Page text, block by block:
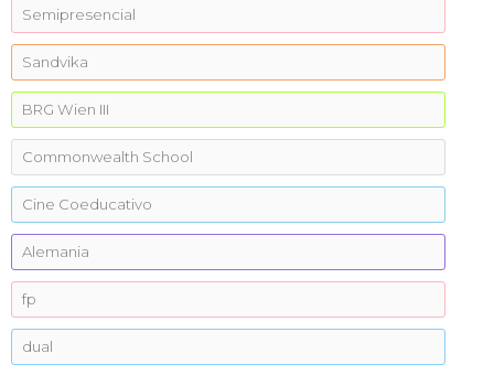
Semipresencial
Sandvika
BRG Wien III
Commonwealth School
Cine Coeducativo
Alemania
fp
dual